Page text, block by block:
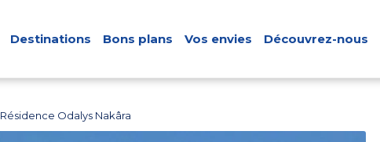
Destinations Bons plans Vos envies Découvrez-nous
Résidence Odalys Nakâra